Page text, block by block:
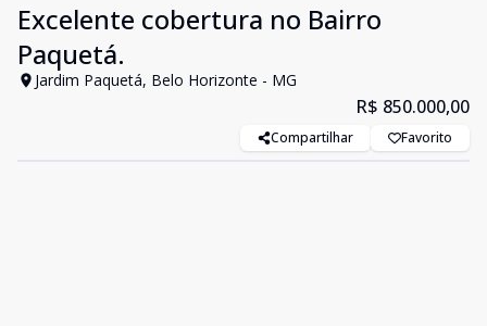
Excelente cobertura no Bairro
Paquetá.
Jardim Paquetá, Belo Horizonte - MG
R$ 850.000,00
Compartilhar Favorito